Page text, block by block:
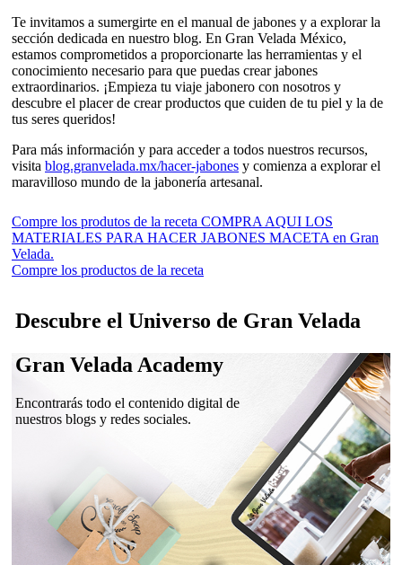
Te invitamos a sumergirte en el manual de jabones y a explorar la
sección dedicada en nuestro blog. En Gran Velada México,
estamos comprometidos a proporcionarte las herramientas y el
conocimiento necesario para que puedas crear jabones
extraordinarios. ¡Empieza tu viaje jabonero con nosotros y
descubre el placer de crear productos que cuiden de tu piel y la de
tus seres queridos!
Para más información y para acceder a todos nuestros recursos,
visita blog.granvelada.mx/hacer-jabones y comienza a explorar el
maravilloso mundo de la jabonería artesanal.
Compre los produtos de la receta COMPRA AQUI LOS
MATERIALES PARA HACER JABONES MACETA en Gran
Velada.
Compre los productos de la receta
Descubre el Universo de Gran Velada
Gran Velada Academy
Encontrarás todo el contenido digital de
nuestros blogs y redes sociales.